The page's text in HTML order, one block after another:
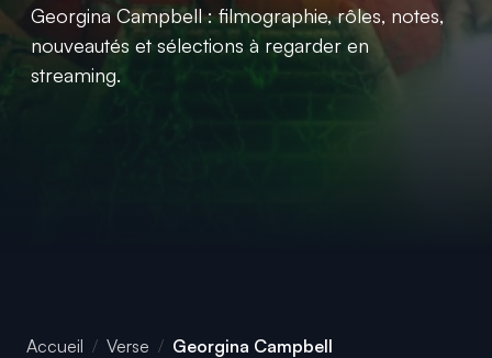
Georgina Campbell : filmographie, rôles, notes,
nouveautés et sélections à regarder en
streaming.
Accueil Verse Georgina Campbell